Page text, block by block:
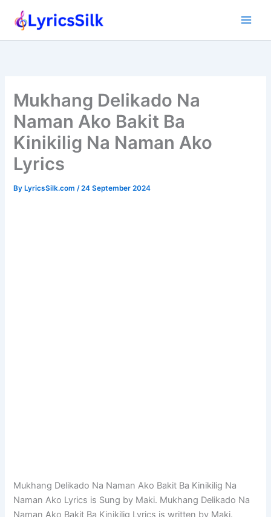
Mukhang Delikado Na
Naman Ako Bakit Ba
Kinikilig Na Naman Ako
Lyrics
ByLyricsSilk.com /24 September 2024
Mukhang Delikado Na Naman Ako Bakit Ba Kinikilig Na
Naman Ako Lyrics is Sung by Maki. Mukhang Delikado Na
Naman Ako Bakit Ba Kinikilig Lyrics is written by Maki.